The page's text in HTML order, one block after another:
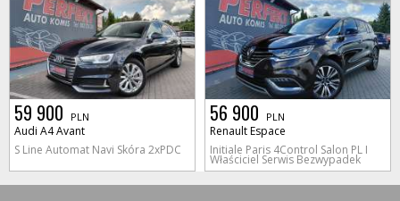
59 900 PLN
Audi A4 Avant
S Line Automat Navi Skóra 2xPDC
56 900 PLN
Renault Espace
Initiale Paris 4Control Salon PL I
Właściciel Serwis Bezwypadek